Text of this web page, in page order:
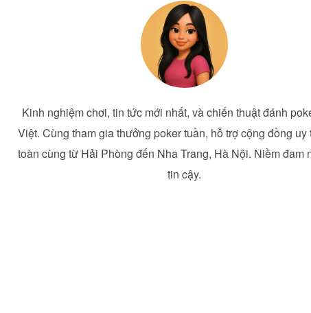
Kinh nghiệm chơi, tin tức mới nhất, và chiến thuật đánh
Việt. Cùng tham gia thưởng poker tuần, hỗ trợ cộng đồng uy
toàn cùng từ Hải Phòng đến Nha Trang, Hà Nội. Niềm đam
tin cậy.